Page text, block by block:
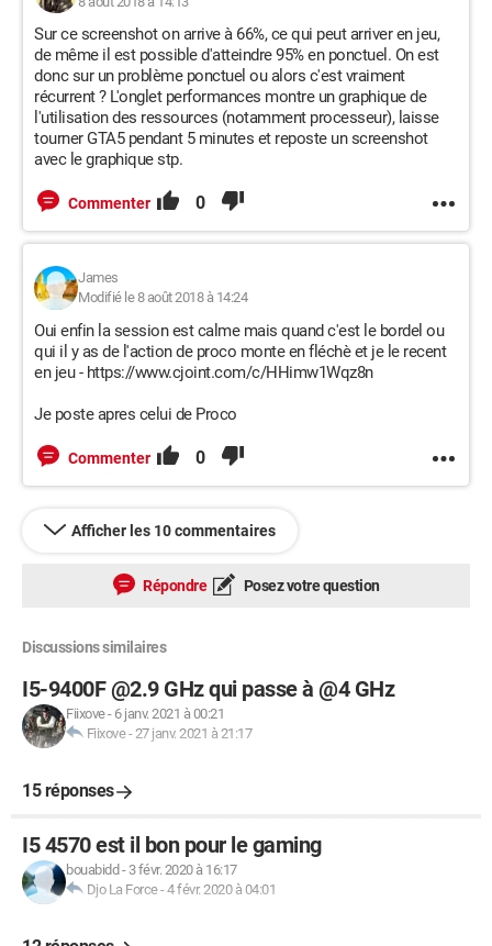
Sur ce screenshot on arrive à 66%, ce qui peut arriver en jeu,
de même il est possible d'atteindre 95% en ponctuel. On est
donc sur un problème ponctuel ou alors c'est vraiment
récurrent ? L'onglet performances montre un graphique de
l'utilisation des ressources (notamment processeur), laisse
tourner GTA5 pendant 5 minutes et reposte un screenshot
avec le graphique stp.
Commenter 0
James
Modifié le 8 août 2018 à 14:24
Oui enfin la session est calme mais quand c'est le bordel ou
qui il y as de l'action de proco monte en fléchè et je le recent
en jeu - https://www.cjoint.com/c/HHimw1Wqz8n
Je poste apres celui de Proco
Commenter 0
Afficher les 10 commentaires
Répondre Posez votre question
Discussions similaires
I5-9400F @2.9 GHz qui passe à @4 GHz
Fiixove- 6 janv. 2021 à 00:21
Fiixove-27 janv. 2021 à 21:17
15 réponses
I5 4570 est il bon pour le gaming
bouabidd - 3 févr. 2020 à 16:17
Djo La Force-4 févr. 2020 à 04:01